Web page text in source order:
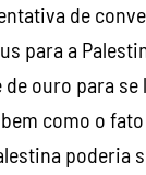
de
para a
ouro para se
como o
poderia